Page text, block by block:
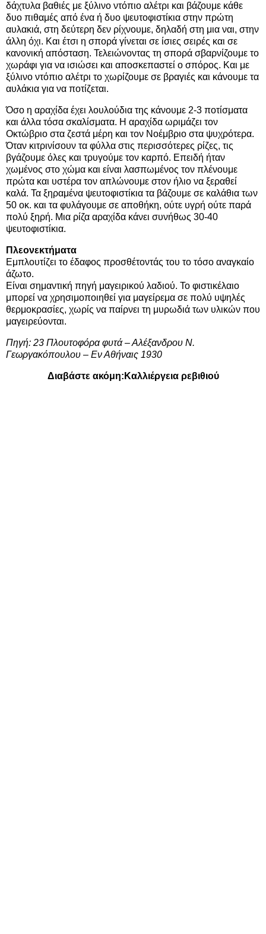
δάχτυλα βαθιές με ξύλινο ντόπιο αλέτρι και βάζουμε κάθε
δυο πιθαμές από ένα ή δυο ψευτοφιστίκια στην πρώτη
αυλακιά, στη δεύτερη δεν ρίχνουμε, δηλαδή στη μια ναι, στην
άλλη όχι. Και έτσι η σπορά γίνεται σε ίσιες σειρές και σε
κανονική απόσταση. Τελειώνοντας τη σπορά σβαρνίζουμε το
χωράφι για να ισιώσει και αποσκεπαστεί ο σπόρος. Και με
ξύλινο ντόπιο αλέτρι το χωρίζουμε σε βραγιές και κάνουμε τα
αυλάκια για να ποτίζεται.
Όσο η αραχίδα έχει λουλούδια της κάνουμε 2-3 ποτίσματα
και άλλα τόσα σκαλίσματα. Η αραχίδα ωριμάζει τον
Οκτώβριο στα ζεστά μέρη και τον Νοέμβριο στα ψυχρότερα.
Όταν κιτρινίσουν τα φύλλα στις περισσότερες ρίζες, τις
βγάζουμε όλες και τρυγούμε τον καρπό. Επειδή ήταν
χωμένος στο χώμα και είναι λασπωμένος τον πλένουμε
πρώτα και υστέρα τον απλώνουμε στον ήλιο να ξεραθεί
καλά. Τα ξηραμένα ψευτοφιστίκια τα βάζουμε σε καλάθια των
50 οκ. και τα φυλάγουμε σε αποθήκη, ούτε υγρή ούτε παρά
πολύ ξηρή. Μια ρίζα αραχίδα κάνει συνήθως 30-40
ψευτοφιστίκια.
Πλεονεκτήματα
Εμπλουτίζει το έδαφος προσθέτοντάς του το τόσο αναγκαίο
άζωτο.
Είναι σημαντική πηγή μαγειρικού λαδιού. Το φιστικέλαιο
μπορεί να χρησιμοποιηθεί για μαγείρεμα σε πολύ υψηλές
θερμοκρασίες, χωρίς να παίρνει τη μυρωδιά των υλικών που
μαγειρεύονται.
Πηγή: 23 Πλουτοφόρα φυτά – Αλέξανδρου Ν.
Γεωργακόπουλου – Εν Αθήναις 1930
Διαβάστε ακόμη: Καλλιέργεια ρεβιθιού